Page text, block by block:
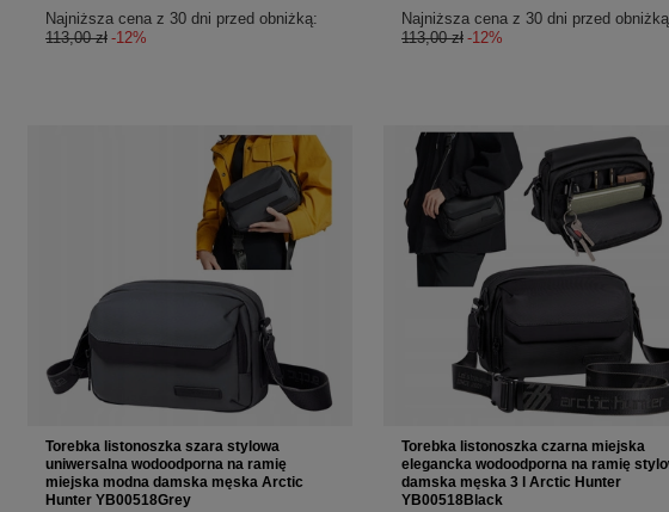
Najniższa cena z 30 dni przed obniżką:
113,00 zł -12%
Najniższa cena z 30 dni przed
113,00 zł -12%
Torebka listonoszka szara stylowa
uniwersalna wodoodporna na ramię
miejska modna damska męska Arctic
Hunter YB00518Grey
Torebka listonoszka czarna miejska
elegancka wodoodporna na ramię
damska męska 3 l Arctic Hunter
YB00518Black